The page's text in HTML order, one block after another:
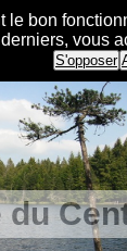
le bon
vous
S'opposer